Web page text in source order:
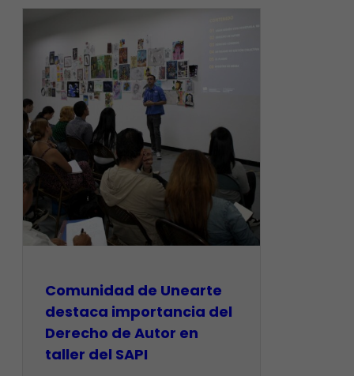
Comunidad de Unearte
destaca importancia del
Derecho de Autor en
taller del SAPI